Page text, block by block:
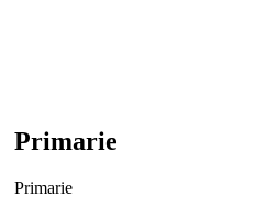
Primarie
Primarie